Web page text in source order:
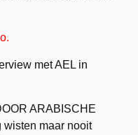
met AEL in
ARABISCHE
wisten maar nooit